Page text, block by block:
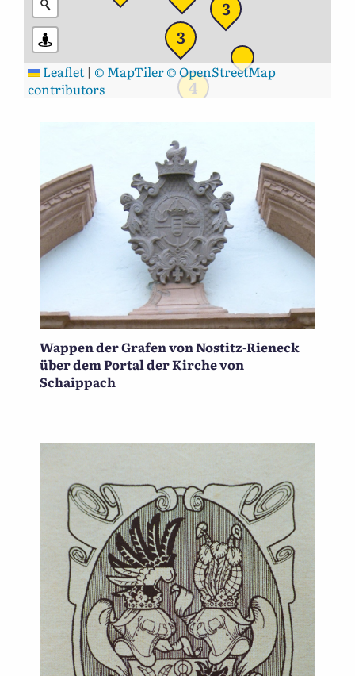
3
4
3
Leaflet | © MapTiler© OpenStreetMap
contributors
Wappen der Grafen von Nostitz-Rieneck
über dem Portal der Kirche von
Schaippach